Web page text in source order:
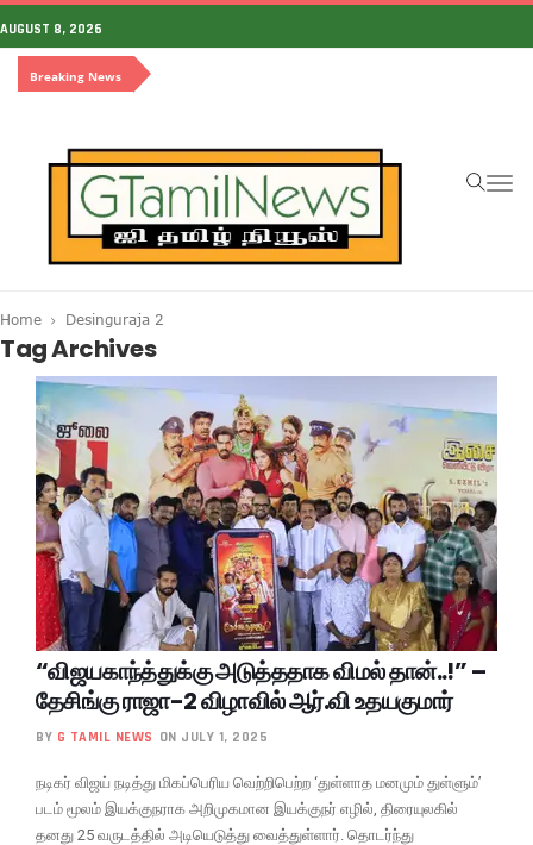
AUGUST 8, 2026
Breaking News
Home Desinguraja 2
Tag Archives
“விஜயகாந்த்துக்கு அடுத்ததாக விமல் தான்..!” –
தேசிங்கு ராஜா-2 விழாவில் ஆர்.வி உதயகுமார்
BY G TAMIL NEWS ON JULY 1, 2025
நடிகர் விஜய் நடித்து மிகப்பெரிய வெற்றிபெற்ற ‘துள்ளாத மனமும் துள்ளும்’
படம் மூலம் இயக்குநராக அறிமுகமான இயக்குநர் எழில், திரையுலகில்
தனது 25 வருடத்தில் அடியெடுத்து வைத்துள்ளார். தொடர்ந்து